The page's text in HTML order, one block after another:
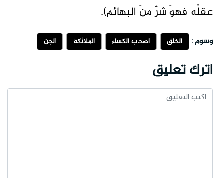
عقلُه فهوَ شرٌّ منَ البهائم).
وسوم : الخلق أصحاب الكساء الملائكة الجن
اترك تعليق